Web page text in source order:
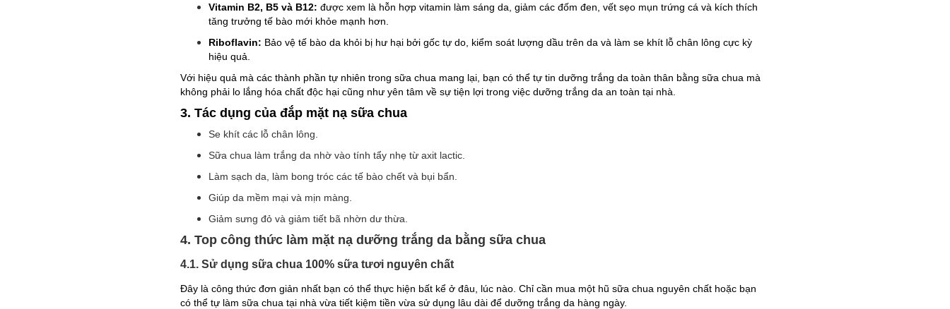
Vitamin B2, B5 và B12: được xem là hỗn hợp vitamin làm sáng da, giảm các đốm đen, vết sẹo mụn trứng cá và kích thích
tăng trưởng tế bào mới khỏe mạnh hơn.
Riboflavin: Bảo vệ tế bào da khỏi bị hư hại bởi gốc tự do, kiểm soát lượng dầu trên da và làm se khít lỗ chân lông cực kỳ
hiệu quả.
Với hiệu quả mà các thành phần tự nhiên trong sữa chua mang lại, bạn có thể tự tin dưỡng trắng da toàn thân bằng sữa chua mà
không phải lo lắng hóa chất độc hại cũng như yên tâm về sự tiện lợi trong việc dưỡng trắng da an toàn tại nhà.
3. Tác dụng của đắp mặt nạ sữa chua
Se khít các lỗ chân lông.
Sữa chua làm trắng da nhờ vào tính tẩy nhẹ từ axit lactic.
Làm sạch da, làm bong tróc các tế bào chết và bụi bẩn.
Giúp da mềm mại và mịn màng.
Giảm sưng đỏ và giảm tiết bã nhờn dư thừa.
4. Top công thức làm mặt nạ dưỡng trắng da bằng sữa chua
4.1. Sử dụng sữa chua 100% sữa tươi nguyên chất
Đây là công thức đơn giản nhất bạn có thể thực hiện bất kể ở đâu, lúc nào. Chỉ cần mua một hũ sữa chua nguyên chất hoặc bạn
có thể tự làm sữa chua tại nhà vừa tiết kiệm tiền vừa sử dụng lâu dài để dưỡng trắng da hàng ngày.